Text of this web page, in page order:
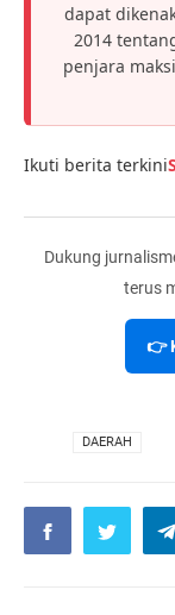
dapat
2014
penjara
Ikuti berita terkini
Dukung
terus
👉
DAERAH